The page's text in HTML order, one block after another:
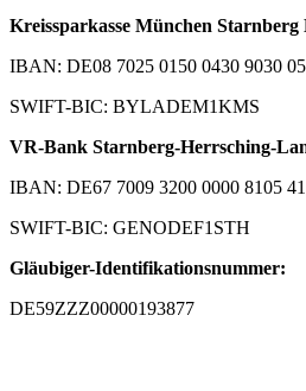
Kreissparkasse München Starnberg
IBAN: DE08 7025 0150 0430 9030 05
SWIFT-BIC: BYLADEM1KMS
VR-Bank Starnberg-Herrsching-
IBAN: DE67 7009 3200 0000 8105 41
SWIFT-BIC: GENODEF1STH
Gläubiger-Identifikationsnummer:
DE59ZZZ00000193877